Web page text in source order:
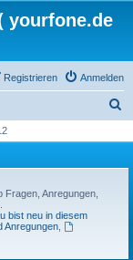
yourfone.de
Anmelden
Registrieren
h
Anregungen,
bist neu in diesem
Anregungen,